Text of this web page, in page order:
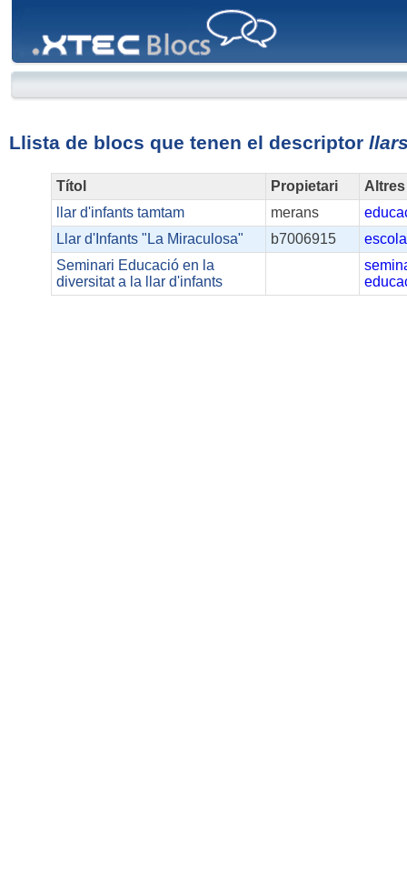
Llista de blocs que tenen el descriptor
Títol Propietari
llar d'infants tamtam
merans
Llar d'Infants "La Miraculosa"
b7006915
escola
Seminari Educació en la
diversitat a la llar d'infants